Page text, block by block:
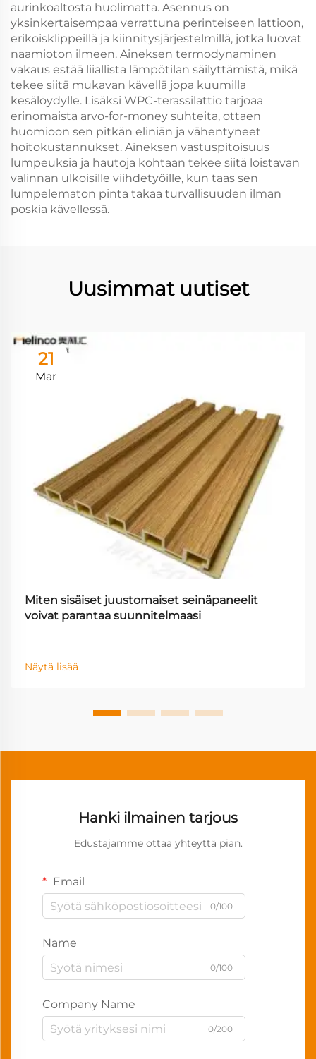
aurinkoaltosta huolimatta. Asennus on
yksinkertaisempaa verrattuna perinteiseen lattioon,
erikoisklippeillä ja kiinnitysjärjestelmillä, jotka luovat
naamioton ilmeen. Aineksen termodynaminen
vakaus estää liiallista lämpötilan säilyttämistä, mikä
tekee siitä mukavan kävellä jopa kuumilla
kesälöydylle. Lisäksi WPC-terassilattio tarjoaa
erinomaista arvo-for-money suhteita, ottaen
huomioon sen pitkän eliniän ja vähentyneet
hoitokustannukset. Aineksen vastuspitoisuus
lumpeuksia ja hautoja kohtaan tekee siitä loistavan
valinnan ulkoisille viihdetyöille, kun taas sen
lumpelematon pinta takaa turvallisuuden ilman
poskia kävellessä.
Uusimmat uutiset
21
Mar
Miten sisäiset juustomaiset seinäpaneelit
voivat parantaa suunnitelmaasi
Näytä lisää
Hanki ilmainen tarjous
Edustajamme ottaa yhteyttä pian.
Email
0/100
Name
0/100
Company Name
0/200